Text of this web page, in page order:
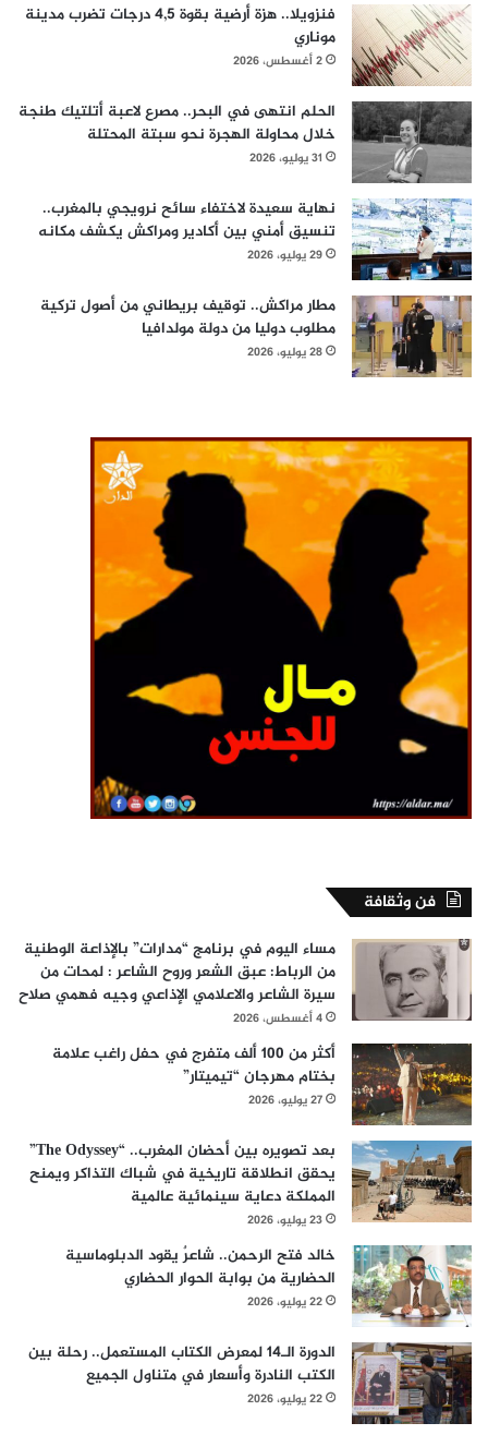
فنزويلا.. هزة أرضية بقوة 4,5 درجات تضرب مدينة
موناري
2 أغسطس، 2026
الحلم انتهى في البحر.. مصرع لاعبة أتلتيك طنجة
خلال محاولة الهجرة نحو سبتة المحتلة
31 يوليو، 2026
نهاية سعيدة لاختفاء سائح نرويجي بالمغرب..
تنسيق أمني بين أكادير ومراكش يكشف مكانه
29 يوليو، 2026
مطار مراكش.. توقيف بريطاني من أصول تركية
مطلوب دوليا من دولة مولدافيا
28 يوليو، 2026
فن وثقافة
مساء اليوم في برنامج “مدارات” بالإذاعة الوطنية
من الرباط: عبق الشعر وروح الشاعر : لمحات من
سيرة الشاعر والاعلامي الإذاعي وجيه فهمي صلاح
4 أغسطس، 2026
أكثر من 100 ألف متفرج في حفل راغب علامة
بختام مهرجان “تيميتار”
27 يوليو، 2026
بعد تصويره بين أحضان المغرب.. “The Odyssey”
يحقق انطلاقة تاريخية في شباك التذاكر ويمنح
المملكة دعاية سينمائية عالمية
23 يوليو، 2026
خالد فتح الرحمن.. شاعرٌ يقود الدبلوماسية
الحضارية من بوابة الحوار الحضاري
22 يوليو، 2026
الدورة الـ14 لمعرض الكتاب المستعمل.. رحلة بين
الكتب النادرة وأسعار في متناول الجميع
22 يوليو، 2026